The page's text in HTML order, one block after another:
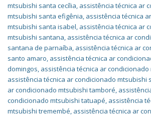
mtsubishi santa cecília, assistência técnica ar
mtsubishi santa efigênia, assistência técnica
mtsubishi santa isabel, assistência técnica ar
mtsubishi santana, assistência técnica ar
santana de parnaíba, assistência técnica ar
santo amaro, assistência técnica ar
domingos, assistência técnica ar
assistência técnica ar condicionado mtsubishi
ar condicionado mtsubishi tamboré,
condicionado mtsubishi tatuapé, assistência
mtsubishi tremembé, assistência técnica ar